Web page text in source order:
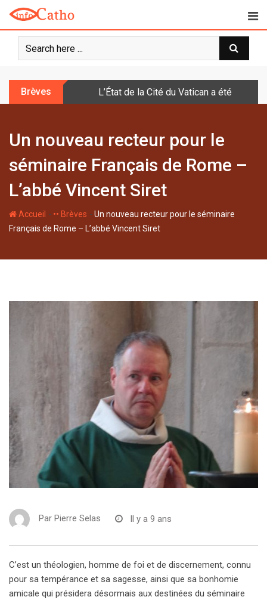
o
Brèves L’État de la Cité du Vatican a été doté
Un nouveau recteur pour le
séminaire Français de Rome –
L’abbé Vincent Siret
Accueil - •• Brèves -Un nouveau recteur pour le séminaire
Français de Rome – L’abbé Vincent Siret
Par Pierre Selas Il y a 9 ans
C’est un théologien, homme de foi et de discernement, connu
pour sa tempérance et sa sagesse, ainsi que sa bonhomie
amicale qui présidera désormais aux destinées du séminaire